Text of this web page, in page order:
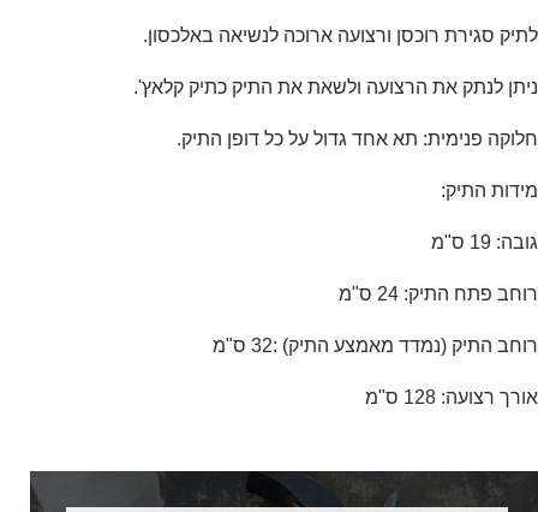
לתיק סגירת רוכסן ורצועה ארוכה לנשיאה באלכסון.
ניתן לנתק את הרצועה ולשאת את התיק כתיק קלאץ'.
חלוקה פנימית: תא אחד גדול על כל דופן התיק.
מידות התיק:
גובה: 19 ס"מ
רוחב פתח התיק: 24 ס"מ
רוחב התיק (נמדד מאמצע התיק) :32 ס"מ
אורך רצועה: 128 ס"מ